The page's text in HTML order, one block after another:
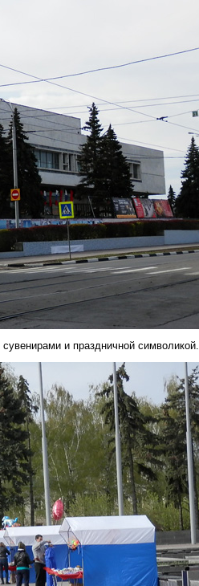
и праздничной символикой.